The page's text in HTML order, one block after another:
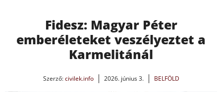
Fidesz: Magyar Péter
emberéleteket veszélyeztet a
Karmelitánál
Szerző:civilek.info 2026. június 3. BELFÖLD